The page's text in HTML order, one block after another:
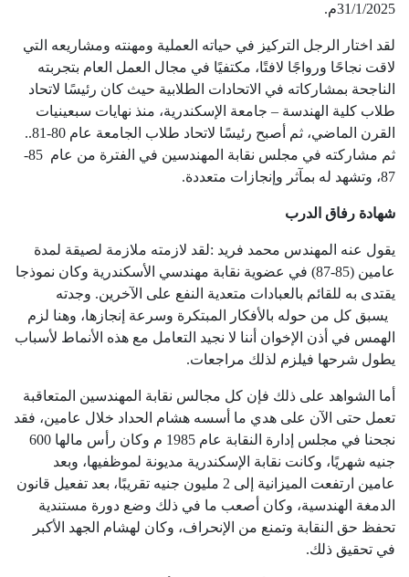
31/1/2025م.
لقد اختار الرجل التركيز في حياته العملية ومهنته ومشاريعه التي
لاقت نجاحًا ورواجًا لافتًا، مكتفيًا في مجال العمل العام بتجربته
الناجحة بمشاركاته في الاتحادات الطلابية حيث كان رئيسًا لاتحاد
طلاب كلية الهندسة – جامعة الإسكندرية، منذ نهايات سبعينيات
القرن الماضي، ثم أصبح رئيسًا لاتحاد طلاب الجامعة عام 80-81..
ثم مشاركته في مجلس نقابة المهندسين في الفترة من عام 85-
87، وتشهد له بمآثر وإنجازات متعددة.
شهادة رفاق الدرب
يقول عنه المهندس محمد فريد :لقد لازمته ملازمة لصيقة لمدة
عامين (85-87) في عضوية نقابة مهندسي الأسكندرية وكان نموذجا
يقتدى به للقائم بالعبادات متعدية النفع على الآخرين. وجدته
يسبق كل من حوله بالأفكار المبتكرة وسرعة إنجازها، وهنا لزم
الهمس في أذن الإخوان أننا لا نجيد التعامل مع هذه الأنماط لأسباب
يطول شرحها فيلزم لذلك مراجعات.
أما الشواهد على ذلك فإن كل مجالس نقابة المهندسين المتعاقبة
تعمل حتى الآن على هدي ما أسسه هشام الحداد خلال عامين، فقد
نجحنا في مجلس إدارة النقابة عام 1985 م وكان رأس مالها 600
جنيه شهريًا، وكانت نقابة الإسكندرية مديونة لموظفيها، وبعد
عامين ارتفعت الميزانية إلى 2 مليون جنيه تقريبًا، بعد تفعيل قانون
الدمغة الهندسية، وكان أصعب ما في ذلك وضع دورة مستندية
تحفظ حق النقابة وتمنع من الإنحراف، وكان لهشام الجهد الأكبر
في تحقيق ذلك.